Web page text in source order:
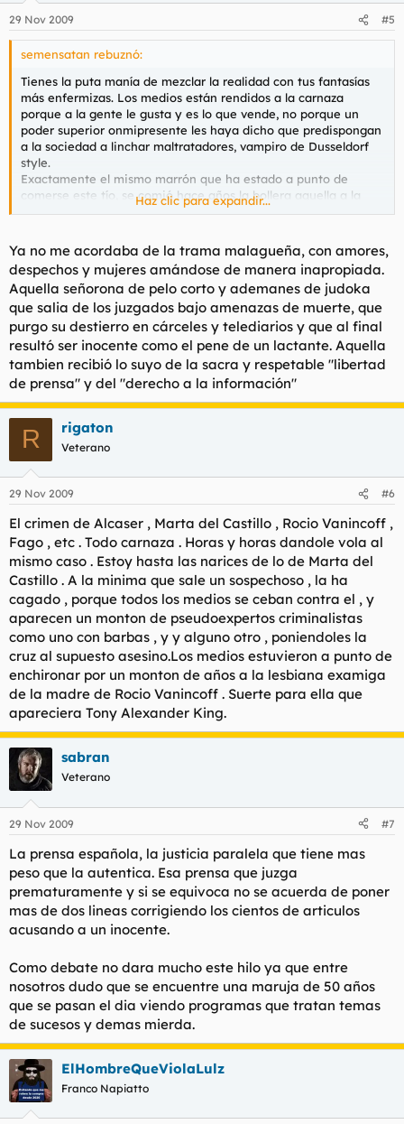
29 Nov 2009 #5
semensatan rebuznó:
Tienes la puta manía de mezclar la realidad con tus fantasías
más enfermizas. Los medios están rendidos a la carnaza
porque a la gente le gusta y es lo que vende, no porque un
poder superior onmipresente les haya dicho que predispongan
a la sociedad a linchar maltratadores, vampiro de Dusseldorf
style.
Exactamente el mismo marrón que ha estado a punto de
comerse este tío, se comió hace años la bollera aquella a la
que todo el país acusaba de haber matado a otra tía, y al final
la prensa escrita y las televisiones, y a los ojos de toda España
había un culpable.
Haz clic para expandir...
Ya no me acordaba de la trama malagueña, con amores,
despechos y mujeres amándose de manera inapropiada.
Aquella señorona de pelo corto y ademanes de judoka
que salia de los juzgados bajo amenazas de muerte, que
purgo su destierro en cárceles y telediarios y que al final
resultó ser inocente como el pene de un lactante. Aquella
tambien recibió lo suyo de la sacra y respetable "libertad
de prensa" y del "derecho a la información"
R rigaton
Veterano
29 Nov 2009 #6
El crimen de Alcaser , Marta del Castillo , Rocio Vanincoff ,
Fago , etc . Todo carnaza . Horas y horas dandole vola al
mismo caso . Estoy hasta las narices de lo de Marta del
Castillo . A la minima que sale un sospechoso , la ha
cagado , porque todos los medios se ceban contra el , y
aparecen un monton de pseudoexpertos criminalistas
como uno con barbas , y y alguno otro , poniendoles la
cruz al supuesto asesino.Los medios estuvieron a punto de
enchironar por un monton de años a la lesbiana examiga
de la madre de Rocio Vanincoff . Suerte para ella que
apareciera Tony Alexander King.
sabran
Veterano
29 Nov 2009 #7
La prensa española, la justicia paralela que tiene mas
peso que la autentica. Esa prensa que juzga
prematuramente y si se equivoca no se acuerda de poner
mas de dos lineas corrigiendo los cientos de articulos
acusando a un inocente.
Como debate no dara mucho este hilo ya que entre
nosotros dudo que se encuentre una maruja de 50 años
que se pasan el dia viendo programas que tratan temas
de sucesos y demas mierda.
ElHombreQueViolaLulz
Franco Napiatto